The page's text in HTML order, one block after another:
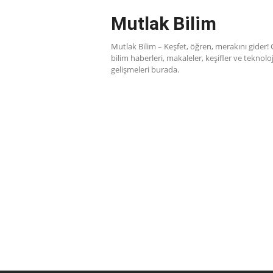
Mutlak Bilim
Mutlak Bilim – Keşfet, öğren, merakını gider!
bilim haberleri, makaleler, keşifler ve
gelişmeleri burada.